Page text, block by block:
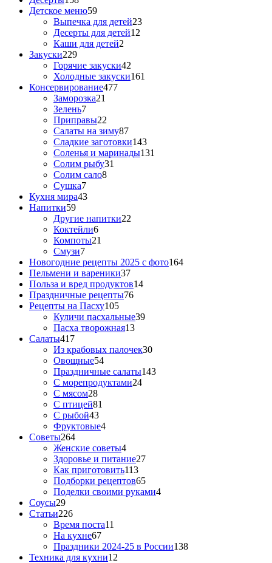
Детское меню59
Выпечка для детей23
Десерты для детей12
Каши для детей2
Закуски229
Горячие закуски42
Холодные закуски161
Консервирование477
Заморозка21
Зелень7
Приправы22
Салаты на зиму87
Сладкие заготовки143
Соленья и маринады131
Солим рыбу31
Солим сало8
Сушка7
Кухня мира43
Напитки59
Другие напитки22
Коктейли6
Компоты21
Смузи7
Новогодние рецепты 2025 с фото164
Пельмени и вареники37
Польза и вред продуктов14
Праздничные рецепты76
Рецепты на Пасху105
Куличи пасхальные39
Пасха творожная13
Салаты417
Из крабовых палочек30
Овощные54
Праздничные салаты143
С морепродуктами24
С мясом28
С птицей81
С рыбой43
Фруктовые4
Советы264
Женские советы4
Здоровье и питание27
Как приготовить113
Подборки рецептов65
Поделки своими руками4
Соусы29
Статьи226
Время поста11
На кухне67
Праздники 2024-25 в России138
Техника для кухни12